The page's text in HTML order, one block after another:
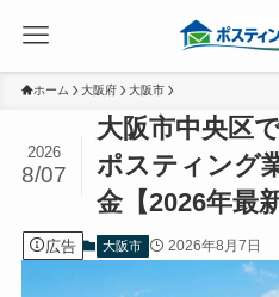
ホーム 大阪府 大阪市
大阪市中央区
ポスティング
金【2026年最新
2026
8/07
広告 大阪市 2026年8月7日